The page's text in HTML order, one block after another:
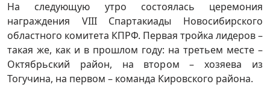
На следующую утро состоялась церемония
награждения VIII Спартакиады Новосибирского
областного комитета КПРФ. Первая тройка лидеров –
такая же, как и в прошлом году: на третьем месте –
Октябрьский район, на втором – хозяева из
Тогучина, на первом – команда Кировского района.